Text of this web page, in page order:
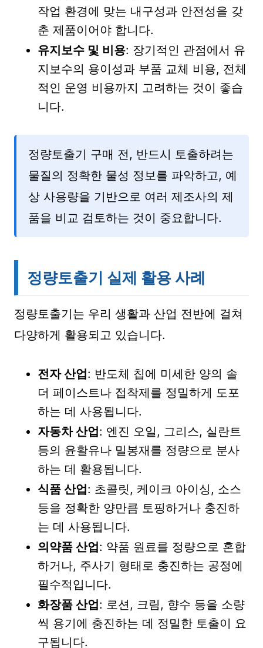
작업 환경에 맞는 내구성과 안전성을 갖
춘 제품이어야 합니다.
유지보수 및 비용: 장기적인 관점에서 유
지보수의 용이성과 부품 교체 비용, 전체
적인 운영 비용까지 고려하는 것이 좋습
니다.
정량토출기 구매 전, 반드시 토출하려는
물질의 정확한 물성 정보를 파악하고, 예
상 사용량을 기반으로 여러 제조사의 제
품을 비교 검토하는 것이 중요합니다.
정량토출기 실제 활용 사례
정량토출기는 우리 생활과 산업 전반에 걸쳐
다양하게 활용되고 있습니다.
전자 산업: 반도체 칩에 미세한 양의 솔
더 페이스트나 접착제를 정밀하게 도포
하는 데 사용됩니다.
자동차 산업: 엔진 오일, 그리스, 실란트
등의 윤활유나 밀봉재를 정량으로 분사
하는 데 활용됩니다.
식품 산업: 초콜릿, 케이크 아이싱, 소스
등을 정확한 양만큼 토핑하거나 충진하
는 데 사용됩니다.
의약품 산업: 약품 원료를 정량으로 혼합
하거나, 주사기 형태로 충진하는 공정에
필수적입니다.
화장품 산업: 로션, 크림, 향수 등을 소량
씩 용기에 충진하는 데 정밀한 토출이 요
구됩니다.